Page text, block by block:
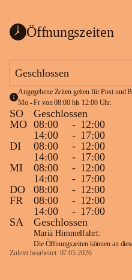
Öffnungszeiten
Geschlossen
Angegebene Zeiten gelten für Post und
Mo - Fr von 08:00 bis 12:00 Uhr.
SO
Geschlossen
MO 08:00 - 12:00
14:00
- 17:00
DI
08:00 - 12:00
14:00
- 17:00
MI
08:00 - 12:00
14:00
- 17:00
DO
08:00 - 12:00
FR
08:00 - 12:00
14:00
- 17:00
SA
Geschlossen
Mariä Himmelfahrt:
Die Öffnungszeiten können an
Zuletzt bearbeitet: 07.05.2026